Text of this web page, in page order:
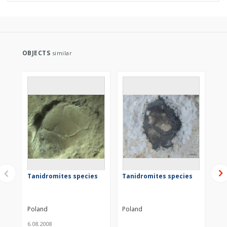
OBJECTS similar
Tanidromites species
Poland
6.08.2008
Tanidromites species
Poland